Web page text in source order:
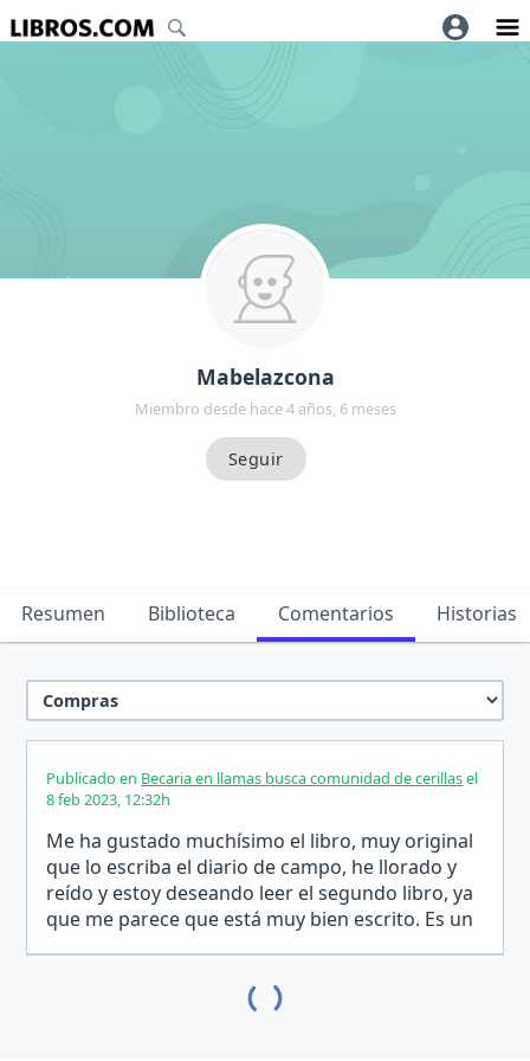
Mabelazcona
Miembro desde hace 4 años, 6 meses
Resumen Biblioteca Comentarios Historias
Publicado en Becaria en llamas busca comunidad de cerillasel
8 feb 2023, 12:32h
Me ha gustado muchísimo el libro, muy original
que lo escriba el diario de campo, he llorado y
reído y estoy deseando leer el segundo libro, ya
que me parece que está muy bien escrito. Es un